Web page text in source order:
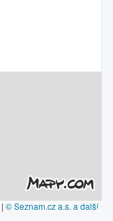
| © Seznam.cz a.s. a další